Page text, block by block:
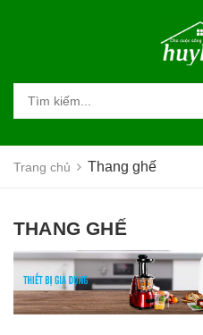
Trang chủ Thang ghế
THANG GHẾ